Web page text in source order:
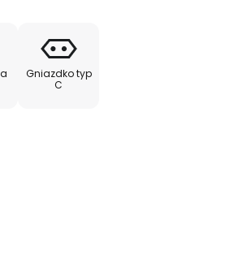
Gniazdko typ
C